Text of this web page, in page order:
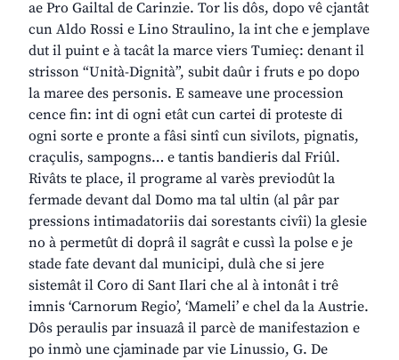
ae Pro Gailtal de Carinzie. Tor lis dôs, dopo vê cjantât
cun Aldo Rossi e Lino Straulino, la int che e jemplave
dut il puint e à tacât la marce viers Tumieç: denant il
strisson “Unità-Dignità”, subit daûr i fruts e po dopo
la maree des personis. E sameave une procession
cence fin: int di ogni etât cun cartei di proteste di
ogni sorte e pronte a fâsi sintî cun sivilots, pignatis,
craçulis, sampogns… e tantis bandieris dal Friûl.
Rivâts te place, il programe al varès previodût la
fermade devant dal Domo ma tal ultin (al pâr par
pressions intimadatoriis dai sorestants civîi) la glesie
no à permetût di doprâ il sagrât e cussì la polse e je
stade fate devant dal municipi, dulà che si jere
sistemât il Coro di Sant Ilari che al à intonât i trê
imnis ‘Carnorum Regio’, ‘Mameli’ e chel da la Austrie.
Dôs peraulis par insuazâ il parcè de manifestazion e
po inmò une cjaminade par vie Linussio, G. De